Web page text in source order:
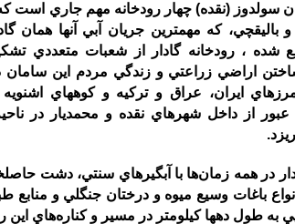
سولدوز(نقده)چهار رودخانه مهم جاري است كه
باليقچي‌، كه مهمترين جريان آبي آنها همان
شده ، رودخانه گادار از شعبات متعددي
اراضي زراعتي و زندگي مردم اين سامان
مرز‌هاي ايران، عراق و تركيه و كوههاي
از داخل شهرهاي نقده و محمديار در
.
در همه زمان‌ها با آبگيرهاي سنتي، دشت
باغات وسيع ميوه و درختان جنگلي و منابع
به طول دهها كيلومتر در مسير و كناره‌هاي